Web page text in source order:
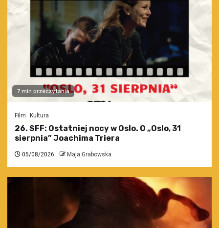
7 min przeczytania
Film Kultura
26. SFF: Ostatniej nocy w Oslo. O „Oslo, 31
sierpnia” Joachima Triera
05/08/2026 Maja Grabowska